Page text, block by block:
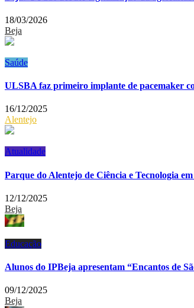
18/03/2026
Beja
Saúde
ULSBA faz primeiro implante de pacemaker
16/12/2025
Alentejo
Atualidade
Parque do Alentejo de Ciência e Tecnologia
12/12/2025
Beja
Educação
Alunos do IPBeja apresentam “Encantos de
09/12/2025
Beja